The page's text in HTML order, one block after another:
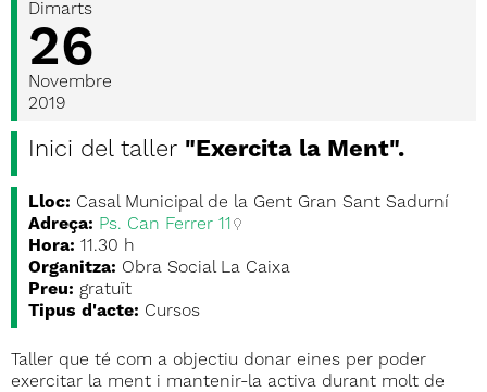
Dimarts
26
Novembre
2019
Inici del taller "Exercita la Ment".
Lloc: Casal Municipal de la Gent Gran Sant Sadurní
Adreça: Ps. Can Ferrer 11
Hora: 11.30 h
Organitza: Obra Social La Caixa
Preu: gratuït
Tipus d'acte: Cursos
Taller que té com a objectiu donar eines per poder
exercitar la ment i mantenir-la activa durant molt de